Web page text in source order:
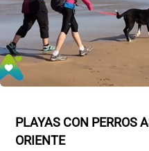
PLAYAS CON PERROS
ORIENTE